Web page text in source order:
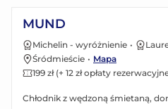
MUND
Michelin - wyróżnienie •
Śródmieście • Mapa
199 zł (+ 12 zł opłaty
Chłodnik z wędzoną śmietaną,